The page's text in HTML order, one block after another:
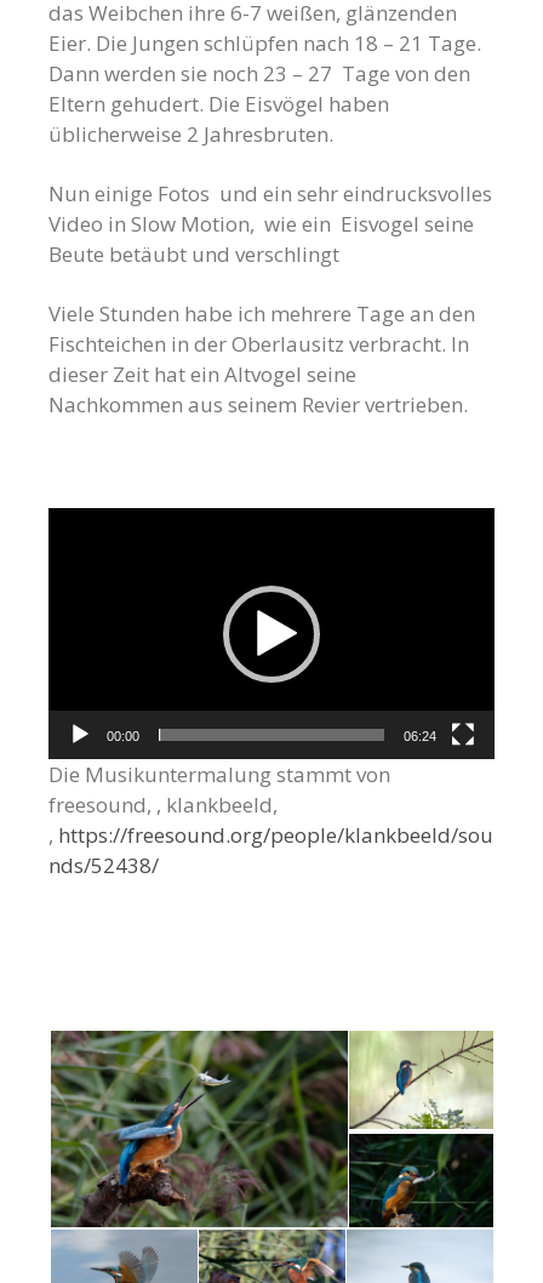
das Weibchen ihre 6-7 weißen, glänzenden
Eier. Die Jungen schlüpfen nach 18 – 21 Tage.
Dann werden sie noch 23 – 27 Tage von den
Eltern gehudert. Die Eisvögel haben
üblicherweise 2 Jahresbruten.
Nun einige Fotos und ein sehr eindrucksvolles
Video in Slow Motion, wie ein Eisvogel seine
Beute betäubt und verschlingt
Viele Stunden habe ich mehrere Tage an den
Fischteichen in der Oberlausitz verbracht. In
dieser Zeit hat ein Altvogel seine
Nachkommen aus seinem Revier vertrieben.
00:00 06:24
Die Musikuntermalung stammt von
freesound, , klankbeeld,
, https://freesound.org/people/klankbeeld/sou
nds/52438/